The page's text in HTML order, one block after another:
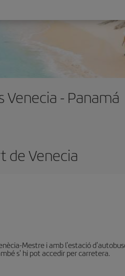
Venecia - Panam
de Venecia
Mestre i amb l'estació
s' hi pot accedir per carretera.